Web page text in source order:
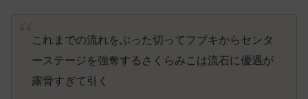
これまでの流れをぶった切ってフブキからセンタ
ーステージを強奪するさくらみこは流石に優遇が
露骨すぎて引く